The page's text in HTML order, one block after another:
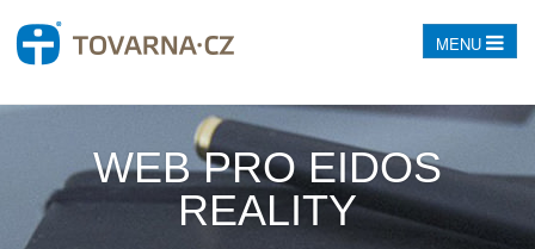
MENU
WEB PRO EIDOS
REALITY